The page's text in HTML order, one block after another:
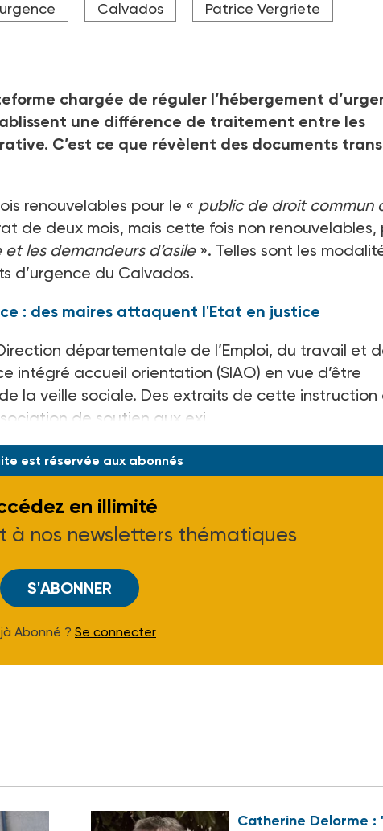
Calvados Patrice Vergriete
chargée de réguler l’hébergement
une différence de traitement entre les
C’est ce que révèlent des documents
renouvelables pour le « public de droit commun
de deux mois, mais cette fois non renouvelables,
les demandeurs d’asile». Telles sont les
d’urgence du Calvados.
: des maires attaquent l'Etat en justice
départementale de l’Emploi, du travail et
intégré accueil orientation (SIAO) en vue d’être
la veille sociale. Des extraits de cette instruction
de soutien aux exi
est réservée aux abonnés
en illimité
à nos newsletters thématiques
S'ABONNER
Abonné ? Se connecter
Catherine Delorme :